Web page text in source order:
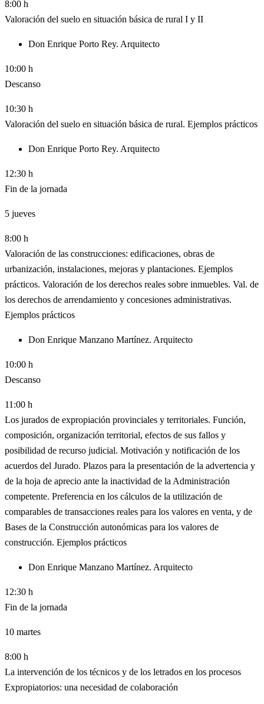
8:00 h
Valoración del suelo en situación básica de rural I y II
Don Enrique Porto Rey. Arquitecto
10:00 h
Descanso
10:30 h
Valoración del suelo en situación básica de rural. Ejemplos prácticos
Don Enrique Porto Rey. Arquitecto
12:30 h
Fin de la jornada
5 jueves
8:00 h
Valoración de las construcciones: edificaciones, obras de
urbanización, instalaciones, mejoras y plantaciones. Ejemplos
prácticos. Valoración de los derechos reales sobre inmuebles. Val. de
los derechos de arrendamiento y concesiones administrativas.
Ejemplos prácticos
Don Enrique Manzano Martínez. Arquitecto
10:00 h
Descanso
11:00 h
Los jurados de expropiación provinciales y territoriales. Función,
composición, organización territorial, efectos de sus fallos y
posibilidad de recurso judicial. Motivación y notificación de los
acuerdos del Jurado. Plazos para la presentación de la advertencia y
de la hoja de aprecio ante la inactividad de la Administración
competente. Preferencia en los cálculos de la utilización de
comparables de transacciones reales para los valores en venta, y de
Bases de la Construcción autonómicas para los valores de
construcción. Ejemplos prácticos
Don Enrique Manzano Martínez. Arquitecto
12:30 h
Fin de la jornada
10 martes
8:00 h
La intervención de los técnicos y de los letrados en los procesos
Expropiatorios: una necesidad de colaboración